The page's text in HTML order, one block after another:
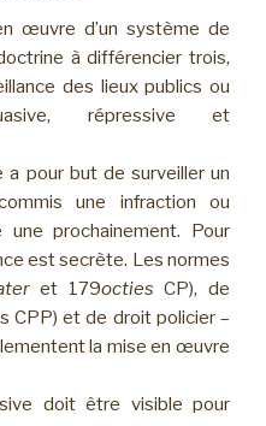
œuvre d’un système de
à différencier trois,
des lieux publics ou
répressive et
a pour but de surveiller un
une infraction ou
une prochainement. Pour
est secrète. Les normes
et 179octiesCP), de
CPP) et de droit policier –
la mise en œuvre
doit être visible pour